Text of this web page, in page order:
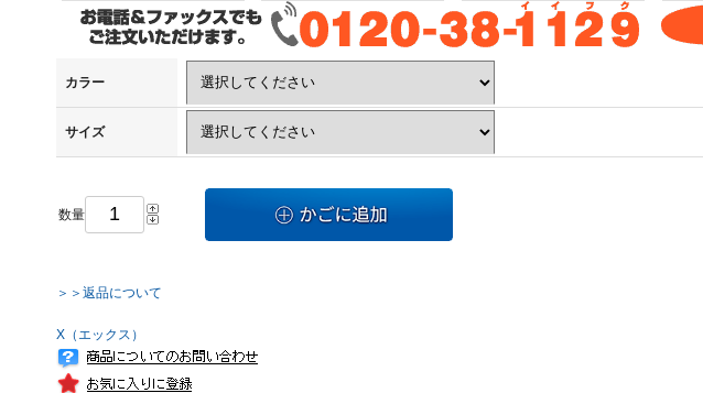
カラー
サイズ
数量
＞＞返品について
X（エックス）